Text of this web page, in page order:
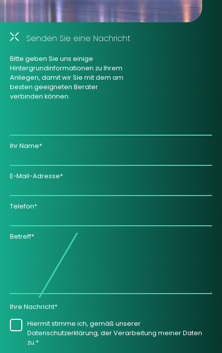
Senden Sie eine Nachricht
Bitte geben Sie uns einige
Hintergrundinformationen zu Ihrem
Anliegen, damit wir Sie mit dem am
besten geeigneten Berater
verbinden können.
Ihr Name*
E-Mail-Adresse*
Telefon*
Betreff*
Ihre Nachricht*
Hiermit stimme ich, gemäß unserer
Datenschutzerklärung, der Verarbeitung meiner Daten
zu.*